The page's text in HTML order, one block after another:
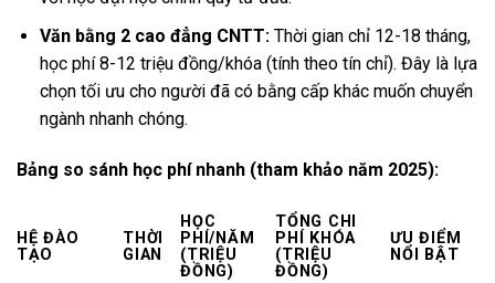
Văn bằng 2 cao đẳng CNTT:Thời gian chỉ 12-18 tháng,
học phí 8-12 triệu đồng/khóa (tính theo tín chỉ). Đây là lựa
chọn tối ưu cho người đã có bằng cấp khác muốn chuyển
ngành nhanh chóng.
Bảng so sánh học phí nhanh (tham khảo năm 2025):
HỆ ĐÀO
TẠO
THỜI
GIAN
HỌC
PHÍ/NĂM
(TRIỆU
ĐỒNG)
TỔNG CHI
PHÍ KHÓA
(TRIỆU
ĐỒNG)
ƯU ĐIỂM
NỔI BẬT